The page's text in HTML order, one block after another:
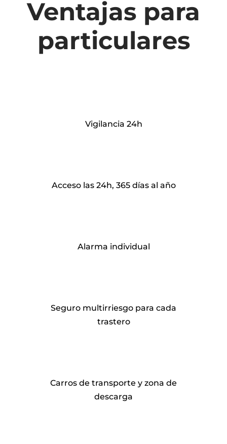
Ventajas para
particulares
Vigilancia 24h
Acceso las 24h, 365 días al año
Alarma individual
Seguro multirriesgo para cada
trastero
Carros de transporte y zona de
descarga